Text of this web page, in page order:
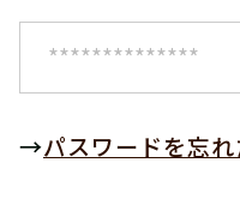
→パスワードを忘